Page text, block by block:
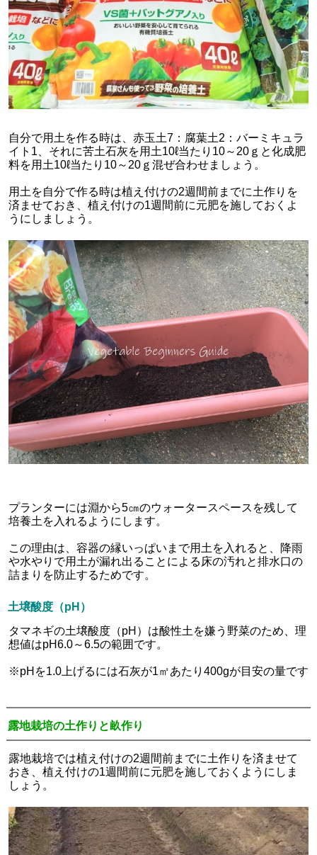
自分で用土を作る時は、赤玉土7：腐葉土2：バーミキュラ
イト1、それに苦土石灰を用土10ℓ当たり10～20ｇと化成肥
料を用土10ℓ当たり10～20ｇ混ぜ合わせましょう。
用土を自分で作る時は植え付けの2週間前までに土作りを
済ませておき、植え付けの1週間前に元肥を施しておくよ
うにしましょう。
プランターには淵から5㎝のウォータースペースを残して
培養土を入れるようにします。
この理由は、容器の縁いっぱいまで用土を入れると、降雨
や水やりで用土が漏れ出ることによる床の汚れと排水口の
詰まりを防止するためです。
土壌酸度（pH）
タマネギの土壌酸度（pH）は酸性土を嫌う野菜のため、理
想値はpH6.0～6.5の範囲です。
※pHを1.0上げるには石灰が1㎡あたり400gが目安の量です
露地栽培の土作りと畝作り
露地栽培では植え付けの2週間前までに土作りを済ませて
おき、植え付けの1週間前に元肥を施しておくようにしま
しょう。